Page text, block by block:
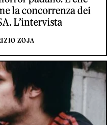
la concorrenza dei
L’intervista
ZOJA